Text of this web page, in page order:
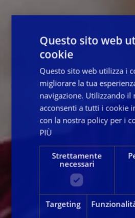
Questo sito web
cookie
Questo sito web utilizza i
migliorare la tua
navigazione. Utilizzando il
acconsenti a tutti i cookie
con la nostra policy per i
PIÙ
Strettamente
necessari
Targeting